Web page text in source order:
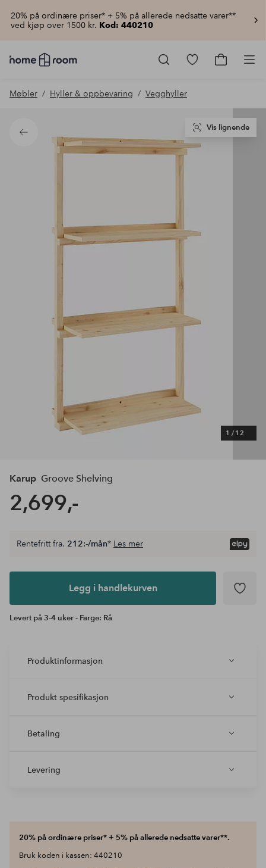
20% på ordinære priser* + 5% på allerede nedsatte varer**
ved kjøp over 1500 kr. Kod: 440210
Homeroom
–
hjemmet
pris
Gå
Gå
Møbler Hyller & oppbevaring Vegghyller
Tilbake
1 / 12
Vis lignende
Karup Groove Shelving
2,699,-
Legg i
Rentefritt fra. 212:-/mån* Les mer
Legg i handlekurven
Levert på 3-4 uker - Farge: Rå
Produktinformasjon
Produkt spesifikasjon
Betaling
Levering
20% på ordinære priser* + 5% på allerede nedsatte varer**.
Bruk koden i kassen: 440210